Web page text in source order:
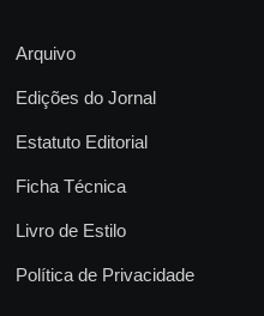
Arquivo
Edições do Jornal
Estatuto Editorial
Ficha Técnica
Livro de Estilo
Política de Privacidade